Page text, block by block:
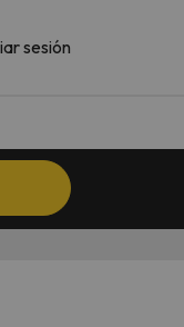
sesión